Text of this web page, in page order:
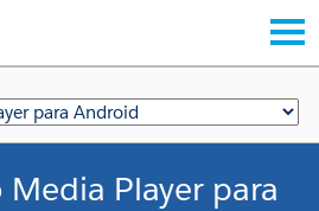
Media Player para